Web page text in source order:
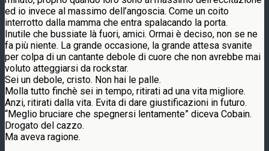
ed io invece al massimo dell’angoscia. Come un coito
interrotto dalla mamma che entra spalacando la porta.
Inutile che bussiate là fuori, amici. Ormai è deciso, non se ne
fa più niente. La grande occasione, la grande attesa svanite
per colpa di un cantante debole di cuore che non avrebbe mai
voluto atteggiarsi da rockstar.
Sei un debole, cristo. Non hai le palle.
Molla tutto finchè sei in tempo, ritirati ad una vita migliore.
Anzi, ritirati dalla vita. Evita di dare giustificazioni in futuro.
“Meglio bruciare che spegnersi lentamente” diceva Cobain.
Drogato del cazzo.
Ma aveva ragione.